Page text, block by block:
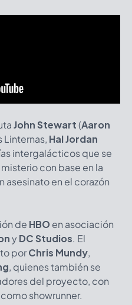
John Stewart(Aaron
Linternas, Hal Jordan
intergalácticos que se
con base en la
asesinato en el corazón
de HBO en asociación
yDC Studios. El
porChris Mundy,
, quienes también se
del proyecto, con
showrunner.